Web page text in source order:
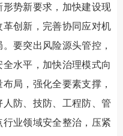
势新要求，加快建设现
创新，完善协同应对机
要突出风险源头管控，
水平，加快治理模式向
局，强化全要素支撑，
防、技防、工程防、管
业领域安全整治，压紧